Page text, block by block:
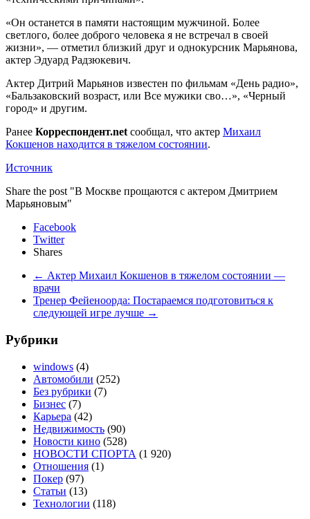
«Он останется в памяти настоящим мужчиной. Более
светлого, более доброго человека я не встречал в своей
жизни», — отметил близкий друг и однокурсник Марьянова,
актер Эдуард Радзюкевич.
Актер Дитрий Марьянов известен по фильмам «День радио»,
«Бальзаковский возраст, или Все мужики сво…», «Черный
город» и другим.
Ранее Корреспондент.net сообщал, что актер Михаил
Кокшенов находится в тяжелом состоянии.
Источник
Share the post "В Москве прощаются с актером Дмитрием
Марьяновым"
Facebook
Twitter
Shares
← Актер Михаил Кокшенов в тяжелом состоянии —
врачи
Тренер Фейеноорда: Постараемся подготовиться к
следующей игре лучше →
Рубрики
windows (4)
Автомобили (252)
Без рубрики (7)
Бизнес (7)
Карьера (42)
Недвижимость (90)
Новости кино (528)
НОВОСТИ СПОРТА (1 920)
Отношения (1)
Покер (97)
Статьи (13)
Технологии (118)